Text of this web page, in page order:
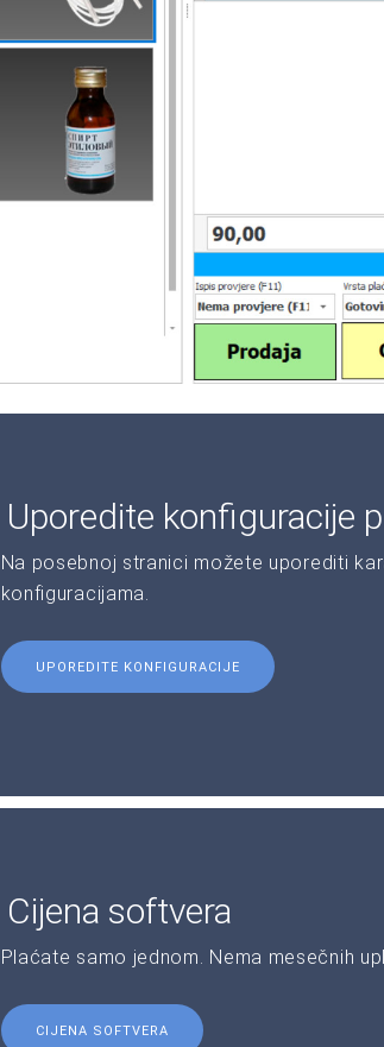
Uporedite konfiguracije
Na posebnoj stranici možete uporediti
konfiguracijama.
UPOREDITE KONFIGURACIJE
Cijena softvera
Plaćate samo jednom. Nema mesečnih
CIJENA SOFTVERA